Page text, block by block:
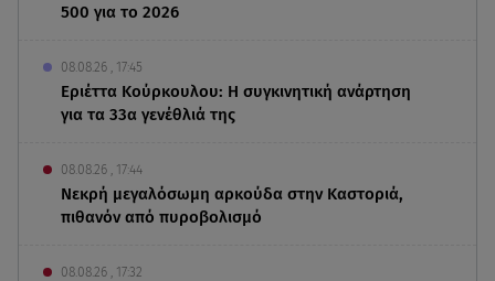
500 για το 2026
08.08.26 , 17:45
Εριέττα Κούρκουλου: Η συγκινητική ανάρτηση
για τα 33α γενέθλιά της
08.08.26 , 17:44
Νεκρή μεγαλόσωμη αρκούδα στην Καστοριά,
πιθανόν από πυροβολισμό
08.08.26 , 17:32